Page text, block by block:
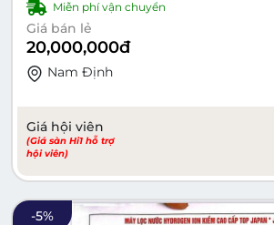
5 LOẠI NƯỚC
Miễn phí vận chuyển
Giá bán lẻ
20,000,000đ
Nam Ðịnh
Giá hội viên
(Giá sàn Hi1 hỗ trợ
hội viên)
-5%